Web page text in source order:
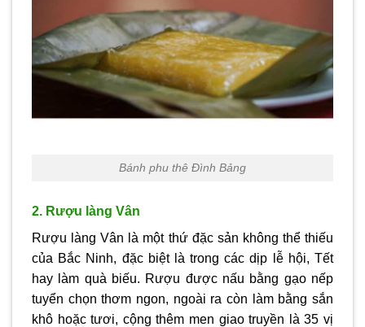
Bánh phu thê Đình Bảng
2. Rượu làng Vân
Rượu làng Vân là một thứ đặc sản không thể thiếu
của Bắc Ninh, đặc biệt là trong các dịp lễ hội, Tết
hay làm quà biếu. Rượu được nấu bằng gạo nếp
tuyển chọn thơm ngon, ngoài ra còn làm bằng sắn
khô hoặc tươi, cộng thêm men giao truyền là 35 vị